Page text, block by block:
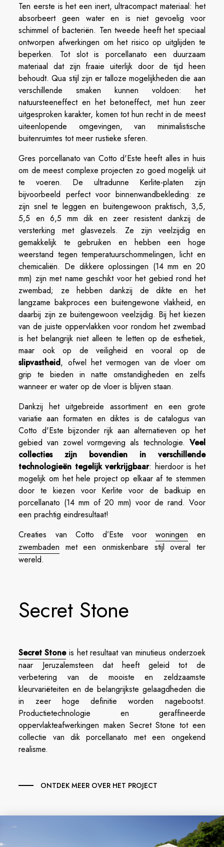
Ten eerste is het een inert, ultracompact materiaal: het
absorbeert geen water en is niet gevoelig voor
schimmel of bacteriën. Ten tweede heeft het speciaal
ontworpen afwerkingen om het risico op uitglijden te
beperken. Tot slot is porcellanato een duurzaam
materiaal dat zijn fraaie uiterlijk door de tijd heen
behoudt. Qua stijl zijn er talloze mogelijkheden die aan
verschillende smaken kunnen voldoen: het
natuursteeneffect en het betoneffect, met hun zeer
uitgesproken karakter, komen tot hun recht in de meest
uiteenlopende omgevingen, van minimalistische
buitenruimtes tot meer rustieke sferen.
Gres porcellanato van Cotto d'Este heeft alles in huis
om de meest complexe projecten zo goed mogelijk uit
te voeren. De ultradunne Kerlite-platen zijn
bijvoorbeeld perfect voor binnenwandbekleding: ze
zijn snel te leggen en buitengewoon praktisch, 3,5,
5,5 en 6,5 mm dik en zeer resistent dankzij de
versterking met glasvezels. Ze zijn veelzijdig en
gemakkelijk te gebruiken en hebben een hoge
weerstand tegen temperatuurschommelingen, licht en
chemicaliën. De dikkere oplossingen (14 mm en 20
mm) zijn met name geschikt voor het gebied rond het
zwembad; ze hebben dankzij de dikte en het
langzame bakproces een buitengewone vlakheid, en
daarbij zijn ze buitengewoon veelzijdig. Bij het kiezen
van de juiste oppervlakken voor rondom het zwembad
is het belangrijk niet alleen te letten op de esthetiek,
maar ook op de veiligheid en vooral op de
slipvastheid, ofwel het vermogen van de vloer om
grip te bieden in natte omstandigheden en zelfs
wanneer er water op de vloer is blijven staan.
Dankzij het uitgebreide assortiment en een grote
variatie aan formaten en diktes is de catalogus van
Cotto d'Este bijzonder rijk aan alternatieven op het
gebied van zowel vormgeving als technologie. Veel
collecties zijn bovendien in verschillende
technologieën tegelijk verkrijgbaar: hierdoor is het
mogelijk om het hele project op elkaar af te stemmen
door te kiezen voor Kerlite voor de badkuip en
porcellanato (14 mm of 20 mm) voor de rand. Voor
een prachtig eindresultaat!
Creaties van Cotto d’Este voorwoningen en
zwembaden met een onmiskenbare stijl overal ter
wereld.
Secret Stone
Secret Stoneis het resultaat van minutieus onderzoek
naar Jeruzalemsteen dat heeft geleid tot de
verbetering van de mooiste en zeldzaamste
kleurvariëteiten en de belangrijkste gelaagdheden die
in zeer hoge definitie worden nagebootst.
Productietechnologie en geraffineerde
oppervlakteafwerkingen maken Secret Stone tot een
collectie van dik porcellanato met een ongekend
realisme.
ONTDEK MEER OVER HET PROJECT